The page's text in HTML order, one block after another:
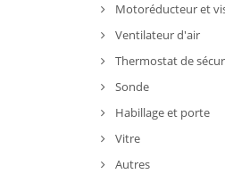
Motoréducteur et
Ventilateur d'air
Thermostat de
Sonde
Habillage et porte
Vitre
Autres